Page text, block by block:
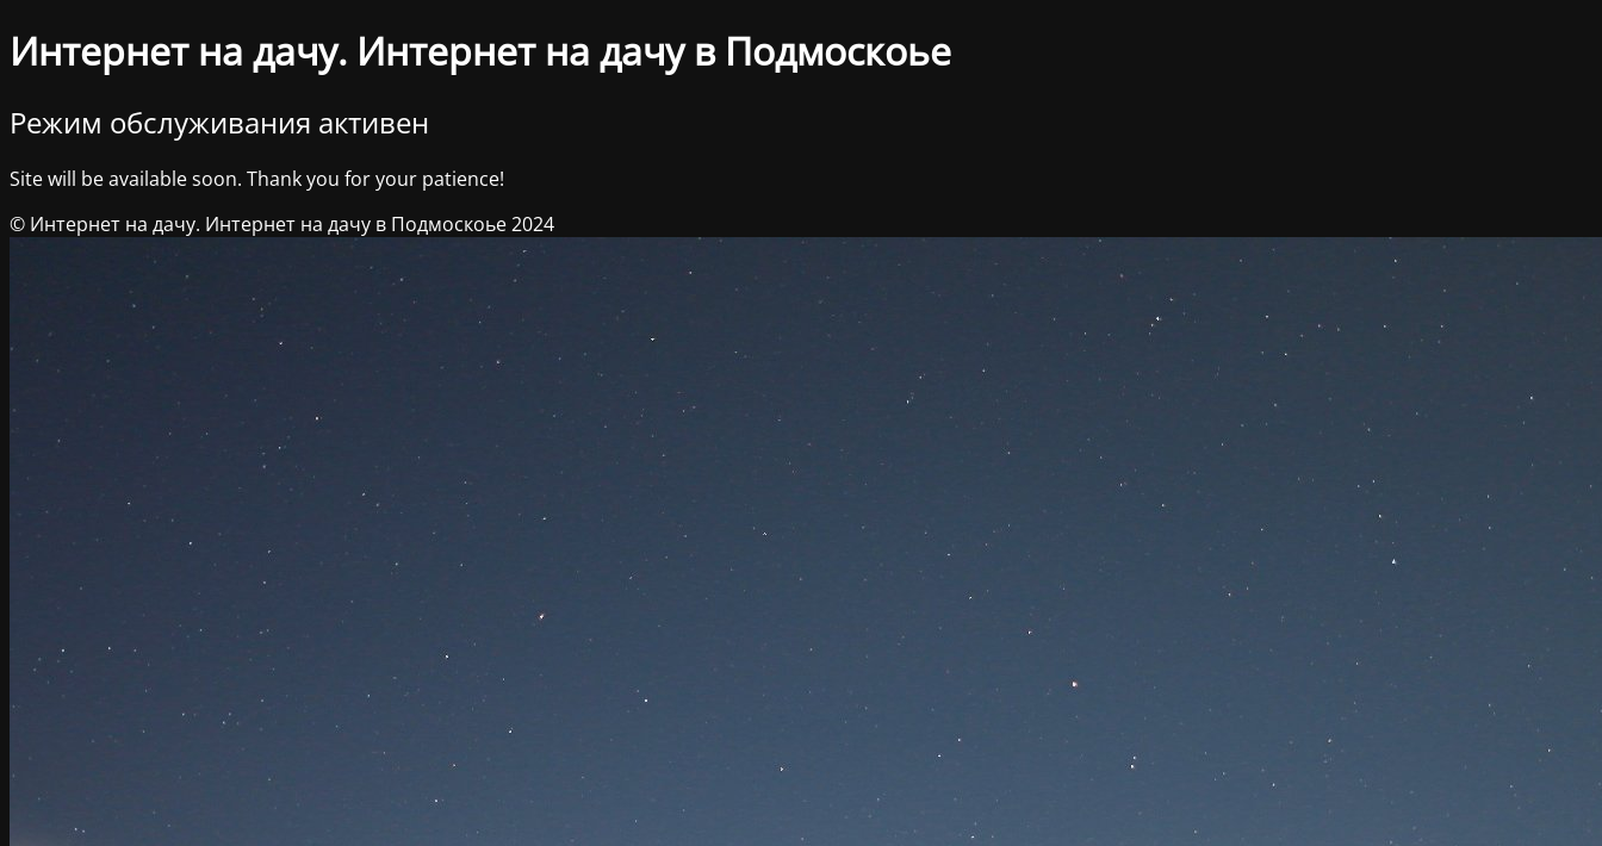
Интернет на дачу. Интернет на дачу в Подмоскоье
Режим обслуживания активен
Site will be available soon. Thank you for your patience!
© Интернет на дачу. Интернет на дачу в Подмоскоье 2024